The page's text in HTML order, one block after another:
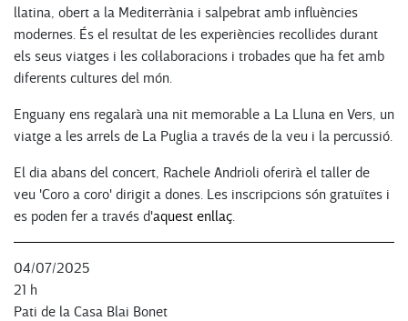
llatina, obert a la Mediterrània i salpebrat amb influències
modernes. És el resultat de les experiències recollides durant
els seus viatges i les col·laboracions i trobades que ha fet amb
diferents cultures del món.
Enguany ens regalarà una nit memorable a La Lluna en Vers, un
viatge a les arrels de La Puglia a través de la veu i la percussió.
El dia abans del concert, Rachele Andrioli oferirà el taller de
veu 'Coro a coro' dirigit a dones. Les inscripcions són gratuïtes i
es poden fer a través d'aquest enllaç.
04/07/2025
21 h
Pati de la Casa Blai Bonet